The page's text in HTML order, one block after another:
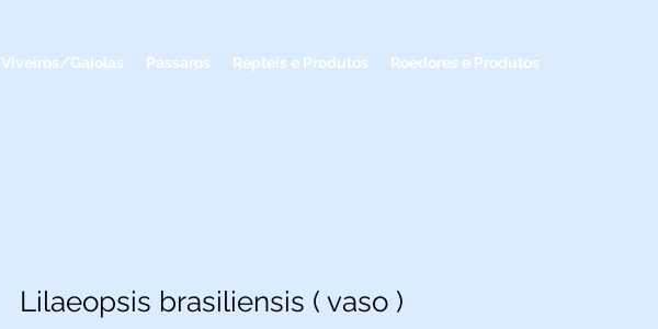
Viveiros/Gaiolas Pássaros Répteis e Produtos Roedores e Produtos
Lilaeopsis brasiliensis ( vaso )